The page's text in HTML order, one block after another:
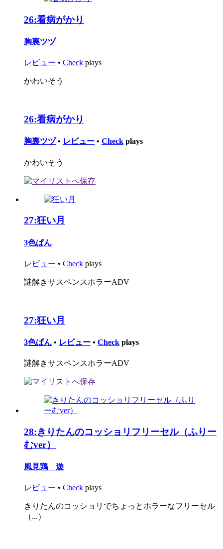
26:看病がかり
胸裏ツヅ
レビュー • Check plays
かわいそう
26:看病がかり
胸裏ツヅ • レビュー • Check plays
かわいそう
27:狂い月
3色ぱん
レビュー • Check plays
謎解きサスペンスホラーADV
27:狂い月
3色ぱん • レビュー • Check plays
謎解きサスペンスホラーADV
28:きりたんのコッショリフリーセル（ふりー
むver）
風見鶏 遊
レビュー • Check plays
きりたんのコッショリでちょっとホラーなフリーセル
（...）